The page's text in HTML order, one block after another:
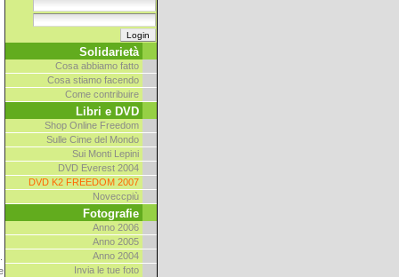
Solidarietà
Cosa abbiamo fatto
Cosa stiamo facendo
Come contribuire
Libri e DVD
Shop Online Freedom
Sulle Cime del Mondo
Sui Monti Lepini
DVD Everest 2004
DVD K2 FREEDOM 2007
Noveccpiù
Fotografie
Anno 2006
Anno 2005
Anno 2004
Invia le tue foto